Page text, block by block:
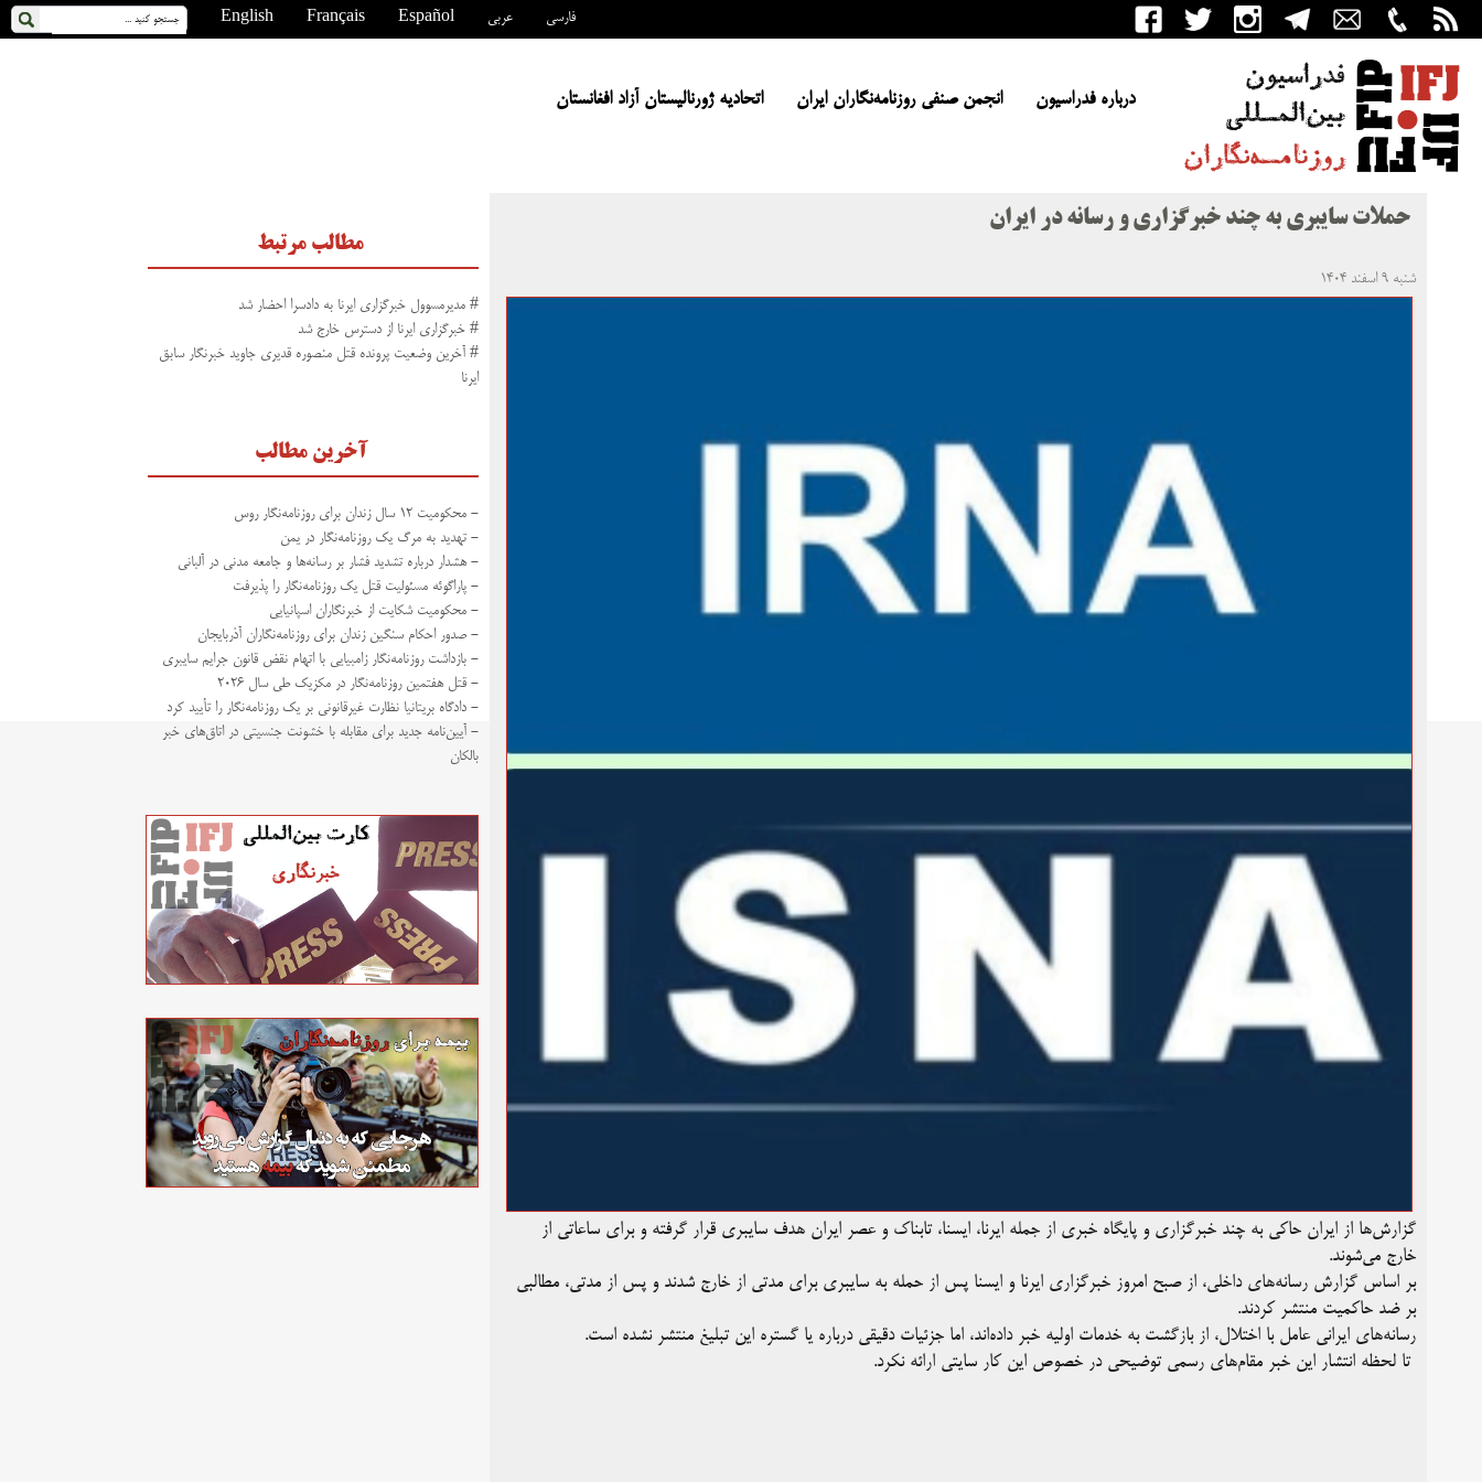
English Français Español عربی فارسی
درباره فدراسیون انجمن صنفی روزنامه‌نگاران ایران اتحادیه ژورنالیستان آزاد افغانستان
حملات سایبری به چند خبرگزاری و رسانه در ایران
شنبه ۹ اسفند ۱۴۰۴
گزارش‌ها از ایران حاکی به چند خبرگزاری و پایگاه خبری از جمله ایرنا، ایسنا، تابناک و عصر ایران هدف سایبری قرار گرفته و برای ساعاتی از
خارج می‌شوند.
بر اساس گزارش رسانه‌های داخلی، از صبح امروز خبرگزاری ایرنا و ایسنا پس از حمله به سایبری برای مدتی از خارج شدند و پس از مدتی، مطالبی
بر ضد حاکمیت منتشر کردند.
رسانه‌های ایرانی عامل با اختلال، از بازگشت به خدمات اولیه خبر داده‌اند، اما جزئیات دقیقی درباره یا گستره این تبلیغ منتشر نشده است.
تا لحظه انتشار این خبر مقام‌های رسمی توضیحی در خصوص این کار سایتی ارائه نکرد.
مطالب مرتبط
# مدیرمسوول خبرگزاری ایرنا به دادسرا احضار شد
# خبرگزاری ایرنا از دسترس خارج شد
# آخرین وضعیت پرونده قتل منصوره قدیری جاوید خبرنگار سابق
ایرنا
آخرین مطالب
- محکومیت ۱۲ سال زندان برای روزنامه‌نگار روس
- تهدید به مرگ یک روزنامه‌نگار در یمن
- هشدار درباره تشدید فشار بر رسانه‌ها و جامعه مدنی در آلبانی
- پاراگوئه مسئولیت قتل یک روزنامه‌نگار را پذیرفت
- محکومیت شکایت از خبرنگاران اسپانیایی
- صدور احکام سنگین زندان برای روزنامه‌نگاران آذربایجان
- بازداشت روزنامه‌نگار زامبیایی با اتهام نقض قانون جرایم سایبری
- قتل هفتمین روزنامه‌نگار در مکزیک طی سال ۲۰۲۶
- دادگاه بریتانیا نظارت غیرقانونی بر یک روزنامه‌نگار را تأیید کرد
- آیین‌نامه جدید برای مقابله با خشونت جنسیتی در اتاق‌های خبر
بالکان